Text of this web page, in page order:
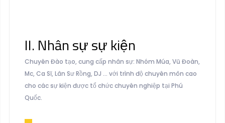
II. Nhân sự sự kiện
Chuyên Đào tạo, cung cấp nhân sự: Nhóm Múa, Vũ Đoàn,
Mc, Ca Sĩ, Lân Sư Rồng, DJ … với trình độ chuyên môn cao
cho các sự kiện được tổ chức chuyên nghiệp tại Phú
Quốc.